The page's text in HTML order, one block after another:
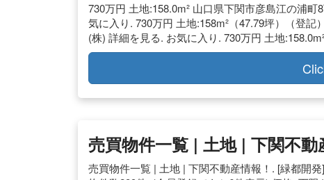
730万円 土地:158.0m² 山口県下関市彦島江の浦
気に入り. 730万円 土地:158m²（47.79坪）（登
(株) 詳細を見る. お気に入り. 730万円 土地
売買物件一覧 | 土地 | 下関不
売買物件一覧 | 土地 | 下関不動産情報！. [緑都開